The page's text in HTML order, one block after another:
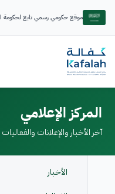
موقع حكومي رسمي تابع لحكومة
المركز الإعلامي
آخر الأخبار والإعلانات والفعاليات
الأخبار